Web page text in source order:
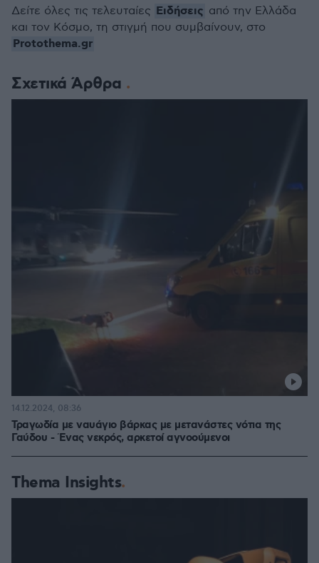
Σχετικά Άρθρα
Τραγωδία με ναυάγιο βάρκας με μετανάστες νότια της
Γαύδου - Ένας νεκρός, αρκετοί αγνοούμενοι
14.12.2024, 08:36
Thema Insights
Δείτε όλες τις τελευταίες Ειδήσεις από την Ελλάδα
και τον Κόσμο, τη στιγμή που συμβαίνουν, στο
Protothema.gr